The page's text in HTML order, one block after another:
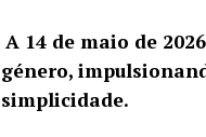
A 14 de maio de
género,
simplicidade.